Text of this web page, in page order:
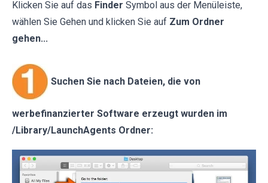
Klicken Sie auf das Finder Symbol aus der Menüleiste,
wählen Sie Gehen und klicken Sie auf Zum Ordner
gehen...
Suchen Sie nach Dateien, die von
werbefinanzierter Software erzeugt wurden im
/Library/LaunchAgents Ordner: